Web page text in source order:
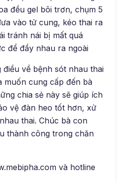
đều gel bôi trơn, chụm 5
vào tử cung, kéo thai ra
tránh nái bị mất quá
để đẩy nhau ra ngoài
về bệnh sót nhau thai
muốn cung cấp đến bà
chia sẻ này sẽ giúp ích
vệ đàn heo tốt hơn, xử
thai. Chúc bà con
thành công trong chăn
và hotline